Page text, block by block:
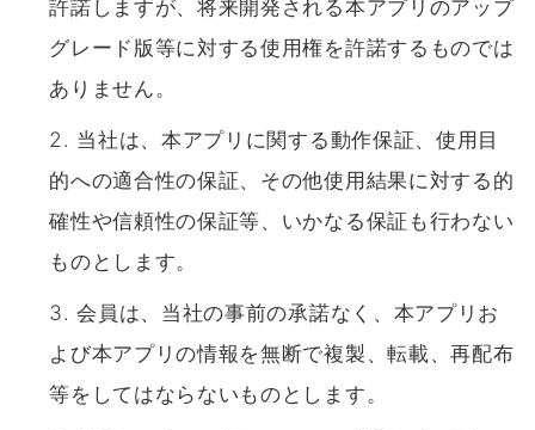
許諾しますが、将来開発される本アプリのアップ
グレード版等に対する使⽤権を許諾するものでは
ありません。
当社は、本アプリに関する動作保証、使⽤⽬
的への適合性の保証、その他使⽤結果に対する的
確性や信頼性の保証等、いかなる保証も⾏わない
ものとします。
会員は、当社の事前の承諾なく、本アプリお
よび本アプリの情報を無断で複製、転載、再配布
等をしてはならないものとします。